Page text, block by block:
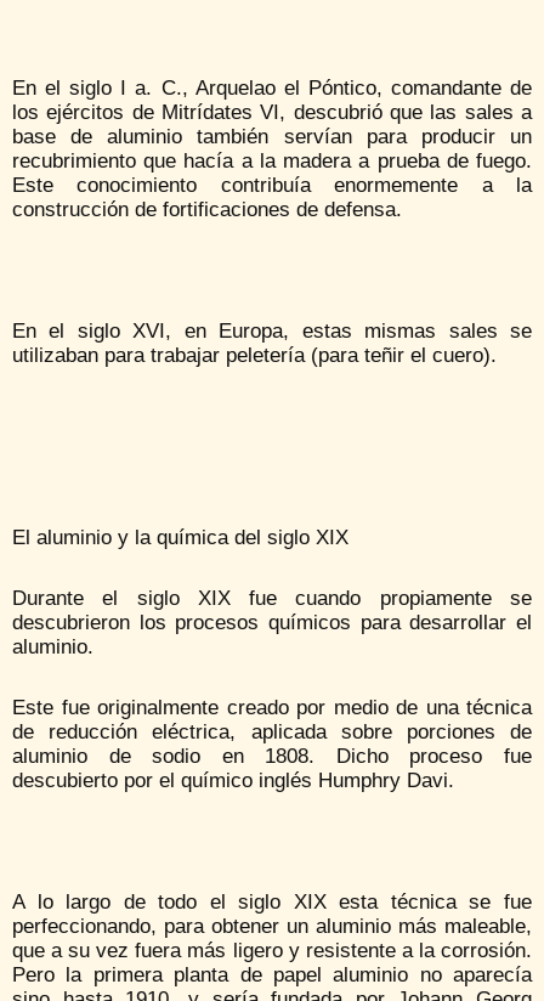
En el siglo I a. C., Arquelao el Póntico, comandante de
los ejércitos de Mitrídates VI, descubrió que las sales a
base de aluminio también servían para producir un
recubrimiento que hacía a la madera a prueba de fuego.
Este conocimiento contribuía enormemente a la
construcción de fortificaciones de defensa.
En el siglo XVI, en Europa, estas mismas sales se
utilizaban para trabajar peletería (para teñir el cuero).
El aluminio y la química del siglo XIX
Durante el siglo XIX fue cuando propiamente se
descubrieron los procesos químicos para desarrollar el
aluminio.
Este fue originalmente creado por medio de una técnica
de reducción eléctrica, aplicada sobre porciones de
aluminio de sodio en 1808. Dicho proceso fue
descubierto por el químico inglés Humphry Davi.
A lo largo de todo el siglo XIX esta técnica se fue
perfeccionando, para obtener un aluminio más maleable,
que a su vez fuera más ligero y resistente a la corrosión.
Pero la primera planta de papel aluminio no aparecía